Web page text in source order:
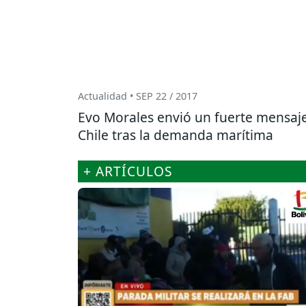
Actualidad • SEP 22 / 2017
Evo Morales envió un fuerte
Chile tras la demanda marítima
+ ARTÍCULOS